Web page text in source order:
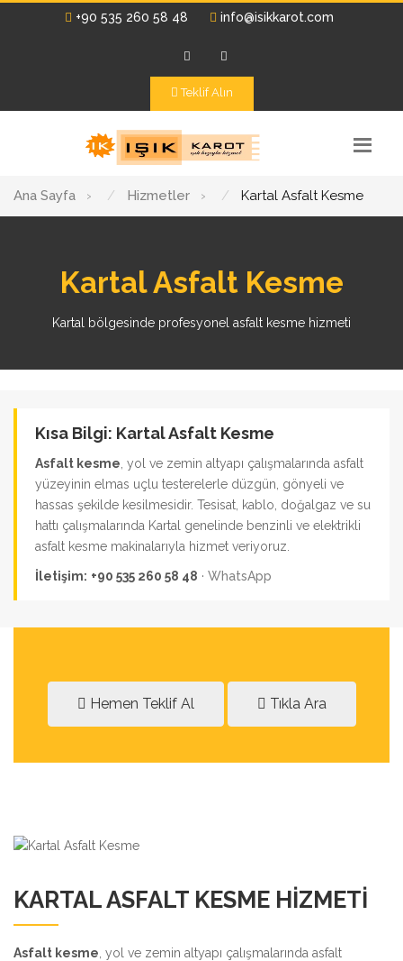
+90 535 260 58 48 info@isikkarot.com
Teklif Alın
Ana Sayfa › Hizmetler › Kartal Asfalt Kesme
Kartal Asfalt Kesme
Kartal bölgesinde profesyonel asfalt kesme hizmeti
Kısa Bilgi: Kartal Asfalt Kesme
Asfalt kesme , yol ve zemin altyapı çalışmalarında asfalt
yüzeyinin elmas uçlu testerelerle düzgün, gönyeli ve
hassas şekilde kesilmesidir. Tesisat, kablo, doğalgaz ve su
hattı çalışmalarında Kartal genelinde benzinli ve elektrikli
asfalt kesme makinalarıyla hizmet veriyoruz.
İletişim: +90 535 260 58 48 · WhatsApp
Hemen Teklif Al Tıkla Ara
KARTAL ASFALT KESME HIZMETI
Asfalt kesme , yol ve zemin altyapı çalışmalarında asfalt